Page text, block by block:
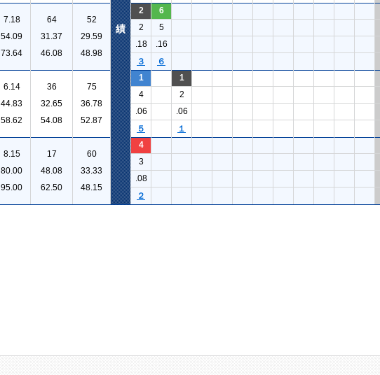
7.18
54.09
73.64
64
31.37
46.08
52
29.59
48.98
2
6
2
5
.18
.16
３
６
6.14
44.83
58.62
36
32.65
54.08
75
36.78
52.87
1 1
4
2
.06
.06
５
１
8.15
80.00
95.00
17
48.08
62.50
60
33.33
48.15
4
3
.08
２
績